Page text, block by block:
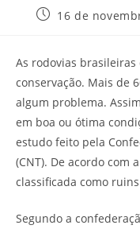
16 de
As rodovias
conservação. Mais de
algum problema.
em boa ou ótima
estudo feito pela
(CNT). De acordo com
classificada como
Segundo a